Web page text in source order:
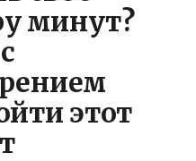
минут?
этот